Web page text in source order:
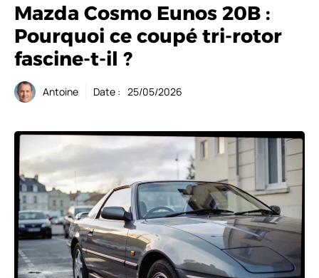
Mazda Cosmo Eunos 20B :
Pourquoi ce coupé tri-rotor
fascine-t-il ?
Antoine Date : 25/05/2026